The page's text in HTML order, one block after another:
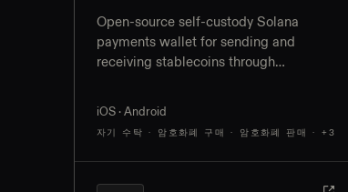
Open-source self-custody Solana
payments wallet for sending and
receiving stablecoins through
and off-ramps
iOS · Android
자기 수탁 · 암호화폐 구매 · 암호화폐 판매 · +3